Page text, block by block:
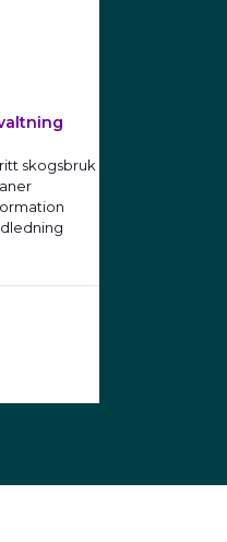
skogsbruk